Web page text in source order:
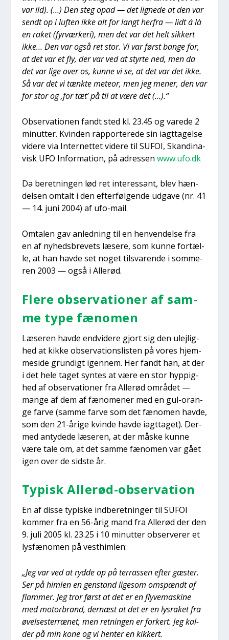
var ild). (…) Den steg opad — det lig­ne­de at den var
sendt op i luf­ten ikke alt for langt her­fra — lidt á là
en raket (fyr­vær­ke­ri), men det var det helt sik­kert
ikke… Den var også ret stor. Vi var først ban­ge for,
at det var et fly, der var ved at styr­te ned, men da
det var lige over os, kun­ne vi se, at det var det ikke.
Så var det vi tænk­te meteor, men jeg mener, den var
for stor og ‚for tæt’ på til at være det (…).“
Obser­va­tio­nen fandt sted kl. 23.45 og vare­de 2
minut­ter. Kvin­den rap­por­te­re­de sin iagt­ta­gel­se
vide­re via Inter­net­tet vide­re til SUFOI, Skan­di­na­
visk UFO Infor­ma­tion, på adres­sen www.ufo.dk
Da beret­nin­gen lød ret inter­es­sant, blev hæn­
del­sen omtalt i den efter­føl­gen­de udga­ve (nr. 41
— 14. juni 2004) af ufo-mail.
Omta­len gav anled­ning til en hen­ven­del­se fra
en af nyheds­bre­vets læse­re, som kun­ne for­tæl­
le, at han hav­de set noget til­sva­ren­de i som­me­
ren 2003 — også i Alle­rød.
Fle­re obser­va­tio­ner af sam­
me type fæno­men
Læse­ren hav­de end­vi­de­re gjort sig den ulej­lig­
hed at kik­ke obser­va­tions­li­sten på vores hjem­
mesi­de grun­digt igen­nem. Her fandt han, at der
i det hele taget syn­tes at være en stor hyp­pig­
hed af obser­va­tio­ner fra Alle­rød områ­det —
man­ge af dem af fæno­me­ner med en gul-oran­
ge far­ve (sam­me far­ve som det fæno­men hav­de,
som den 21-åri­ge kvin­de hav­de iagt­ta­get). Der­
med anty­de­de læse­ren, at der måske kun­ne
være tale om, at det sam­me fæno­men var gået
igen over de sid­ste år.
Typisk Alle­rød-obser­va­tion
En af dis­se typi­ske ind­be­ret­nin­ger til SUFOI
kom­mer fra en 56-årig mand fra Alle­rød der den
9. juli 2005 kl. 23.25 i 10 minut­ter obser­ve­rer et
lys­fæ­no­men på vest­him­len:
„Jeg var ved at ryd­de op på ter­ras­sen efter gæster.
Ser på him­len en gen­stand lige­som oms­pændt af
flam­mer. Jeg tror først at det er en fly­ve­ma­ski­ne
med motor­brand, der­næst at det er en lys­ra­ket fra
øvel­ses­ter­ræ­net, men ret­nin­gen er for­kert. Jeg kal­
der på min kone og vi hen­ter en kik­kert.